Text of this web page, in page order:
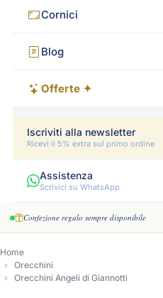
Cornici
Blog
Offerte ✦
Iscriviti alla newsletter
Ricevi il 5% extra sul primo ordine
Assistenza
Scrivici su WhatsApp
Confezione regalo sempre disponibile
Home
Orecchini
Orecchini Angeli di Giannotti